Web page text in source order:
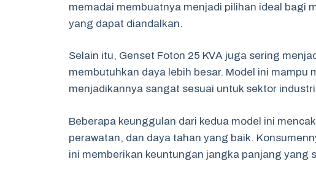
memadai membuatnya menjadi pilihan ideal bagi
yang dapat diandalkan.
Selain itu, Genset Foton 25 KVA juga sering
membutuhkan daya lebih besar. Model ini
menjadikannya sangat sesuai untuk sektor
Beberapa keunggulan dari kedua model ini
perawatan, dan daya tahan yang baik.
ini memberikan keuntungan jangka panjang yang